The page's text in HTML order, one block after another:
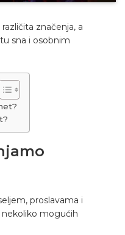
značenja, a
sna i osobnim
proslavama i
mogućih